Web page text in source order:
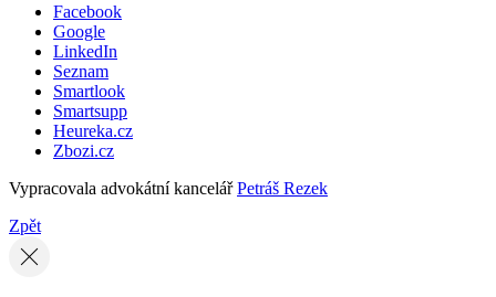
Facebook
Google
LinkedIn
Seznam
Smartlook
Smartsupp
Heureka.cz
Zbozi.cz
Vypracovala advokátní kancelářPetráš Rezek
Zpět